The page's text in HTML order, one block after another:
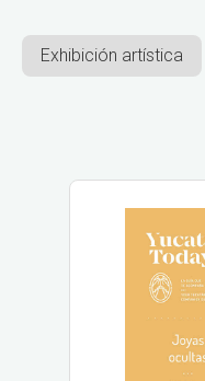
Exhibición artística